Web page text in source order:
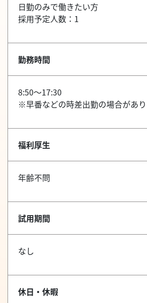
日勤のみで働きたい方
採用予定人数：1
勤務時間
8:50～17:30
※早番などの時差出勤の場合があ
福利厚生
年齢不問
試用期間
なし
休日・休暇